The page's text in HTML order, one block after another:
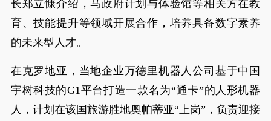
长郑立慷介绍，马政府计划与体验馆等相关方在教
育、技能提升等领域开展合作，培养具备数字素养
的未来型人才。
在克罗地亚，当地企业万德里机器人公司基于中国
宇树科技的G1平台打造一款名为“通卡”的人形机器
人，计划在该国旅游胜地奥帕蒂亚“上岗”，负责迎接